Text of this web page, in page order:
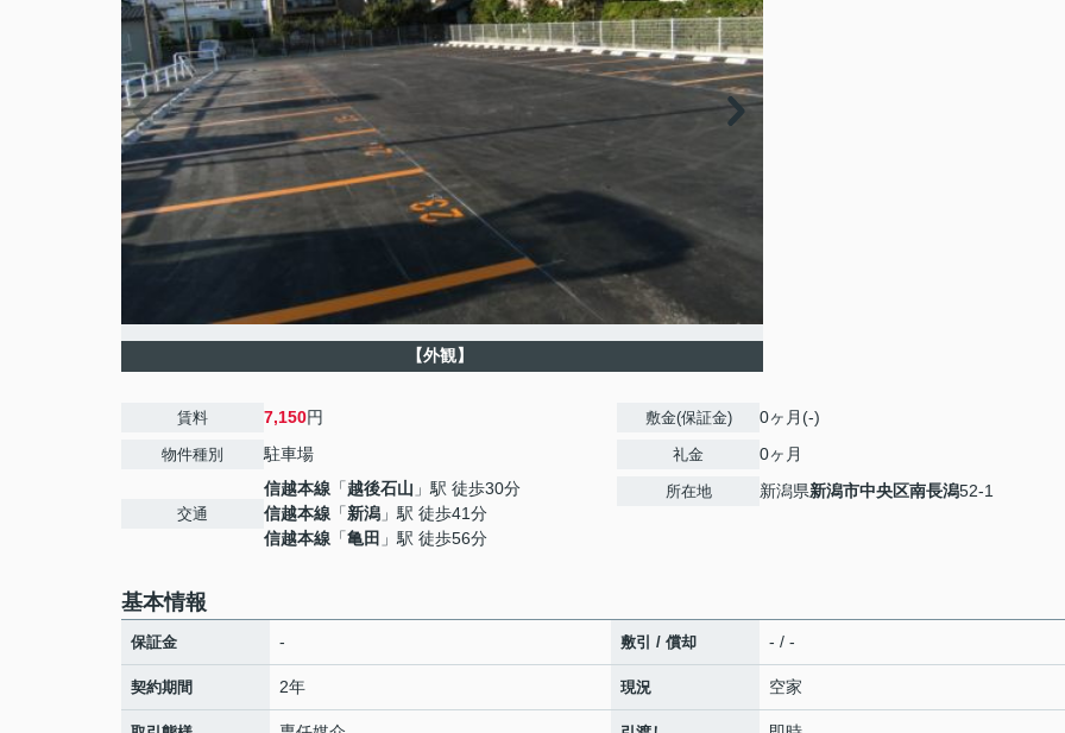
【外観】
賃料 7,150円
物件種別 駐車場
交通
信越本線 「越後石山 」駅 徒歩30分
信越本線 「新潟 」駅 徒歩41分
信越本線 「亀田 」駅 徒歩56分
敷金(保証金) 0ヶ月(-)
礼金 0ヶ月
所在地 新潟県新潟市中央区南長潟52-1
基本情報
保証金 - 敷引 / 償却 - / -
契約期間 2年 現況 空家